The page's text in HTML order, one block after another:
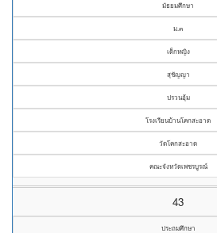
มัธยมศึกษา
ม.๓
เด็กหญิง
สุชัญญา
ปรวนอุ้ม
โรงเรียนบ้านโคกสะอาด
วัดโคกสะอาด
คณะจังหวัดเพชรบูรณ์
43
ประถมศึกษา